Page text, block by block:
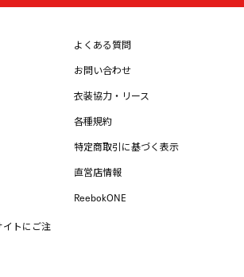
イトにご注
よくある質問
お問い合わせ
衣装協力・リース
各種規約
特定商取引に基づく表示
直営店情報
ReebokONE